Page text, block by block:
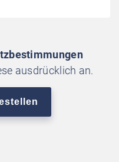
ausdrücklich an.